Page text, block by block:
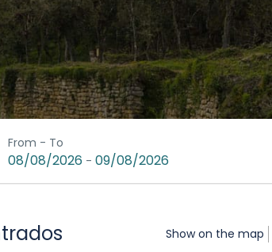
From - To
08/08/2026 - 09/08/2026
Show on the map